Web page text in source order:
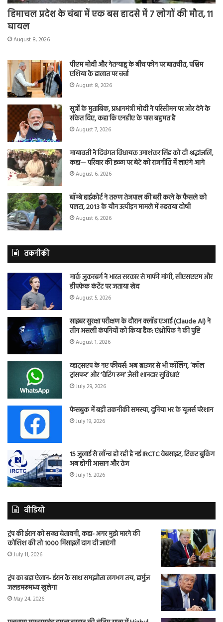
हिमाचल प्रदेश के चंबा में एक बस हादसे में 7 लोगों की मौत, 11
घायल
August 8, 2026
पीएम मोदी और नेतन्याहू के बीच फोन पर बातचीत, पश्चिम
एशिया के हालात पर चर्चा
August 8, 2026
सूत्रों के मुताबिक, प्रधानमंत्री मोदी ने परिसीमन पर जोर देने के
संकेत दिए, कहा कि एनडीए के पास बहुमत है
August 7, 2026
मायावती ने दिवंगत विधायक उमाशंकर सिंह को दी श्रद्धांजलि,
कहा— परिवार की इच्छा पर बेटे को राजनीति में लाएंगे आगे
August 6, 2026
बॉम्बे हाईकोर्ट ने तरुण तेजपाल की बरी करने के फैसले को
पलटा, 2013 के यौन उत्पीड़न मामले में ठहराया दोषी
August 6, 2026
तकनीकी
मार्क जुकरबर्ग ने भारत सरकार से माफी मांगी, सीएसएएम और
डीपफेक कंटेंट पर जताया खेद
August 5, 2026
साइबर सुरक्षा परीक्षण के दौरान क्लॉड एआई (Claude AI) ने
तीन असली कंपनियों को किया हैक: एंथ्रोपिक ने की पुष्टि
August 1, 2026
व्हाट्सएप के नए फीचर्स: अब ब्राउजर से भी कॉलिंग, ‘कॉल
ट्रांसफर’ और ‘वेटिंग रूम’ जैसी शानदार सुविधाएं
July 29, 2026
फेसबुक में बड़ी तकनीकी समस्या, दुनिया भर के यूजर्स परेशान
July 19, 2026
15 जुलाई से लॉन्च हो रही है नई IRCTC वेबसाइट, टिकट बुकिंग
अब होगी आसान और तेज
July 15, 2026
वीडियो
ट्रंप की ईरान को सख्त चेतावनी, कहा- अगर मुझे मारने की
कोशिश की तो 1000 मिसाइलें दाग दी जाएंगी
July 11, 2026
ट्रंप का बड़ा ऐलान- ईरान के साथ समझौता लगभग तय, हार्मुज
जलडमरूमध्य खुलेगा
May 24, 2026